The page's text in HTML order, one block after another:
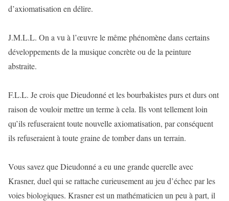
d’axiomatisation en délire.
J.M.L.L. On a vu à l’œuvre le même phénomène dans certains
développements de la musique concrète ou de la peinture
abstraite.
F.L.L. Je crois que Dieudonné et les bourbakistes purs et durs ont
raison de vouloir mettre un terme à cela. Ils vont tellement loin
qu’ils refuseraient toute nouvelle axiomatisation, par conséquent
ils refuseraient à toute graine de tomber dans un terrain.
Vous savez que Dieudonné a eu une grande querelle avec
Krasner, duel qui se rattache curieusement au jeu d’échec par les
voies biologiques. Krasner est un mathématicien un peu à part, il